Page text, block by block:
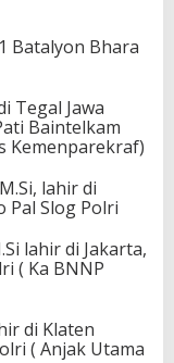
Batalyon Bhara
Tegal Jawa
Baintelkam
Kemenparekraf)
lahir di
Pal Slog Polri
lahir di Jakarta,
( Ka BNNP
di Klaten
( Anjak Utama